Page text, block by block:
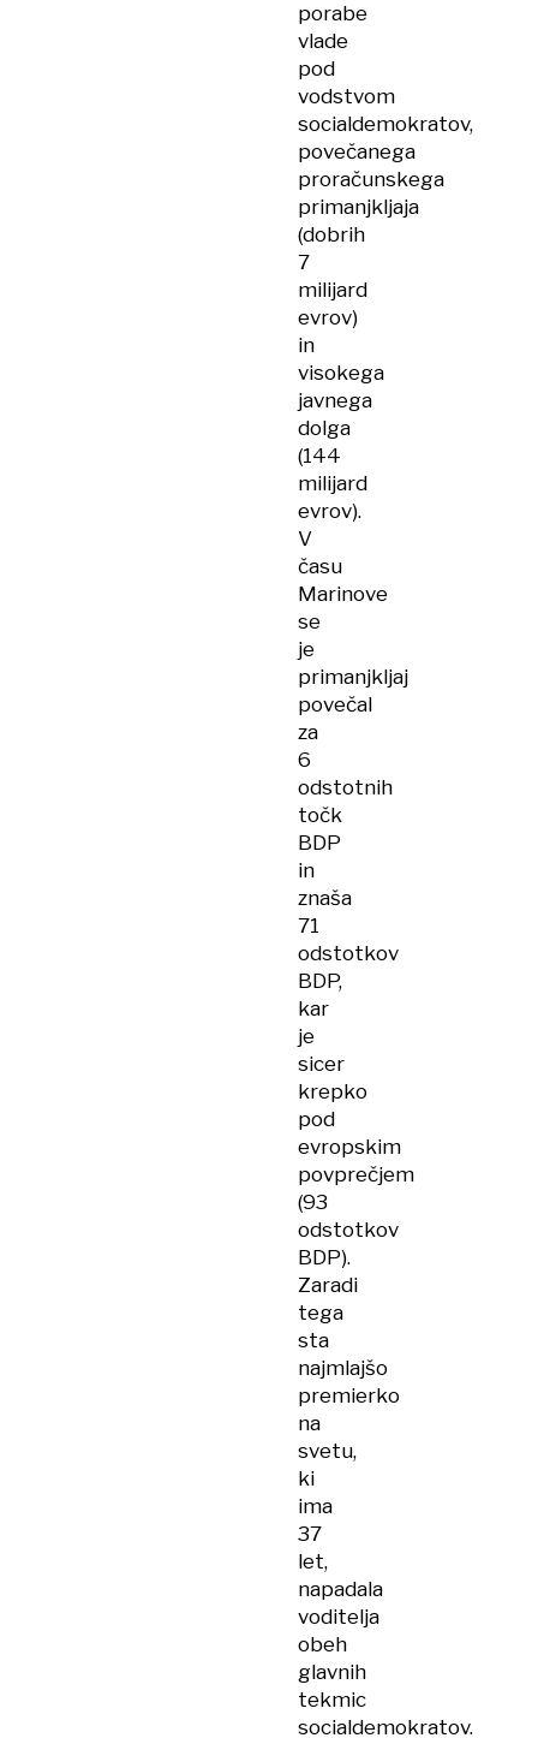
porabe
vlade
pod
vodstvom
socialdemokratov,
povečanega
proračunskega
primanjkljaja
(dobrih
7
milijard
evrov)
in
visokega
javnega
dolga
(144
milijard
evrov).
V
času
Marinove
se
je
primanjkljaj
povečal
za
6
odstotnih
točk
BDP
in
znaša
71
odstotkov
BDP,
kar
je
sicer
krepko
pod
evropskim
povprečjem
(93
odstotkov
BDP).
Zaradi
tega
sta
najmlajšo
premierko
na
svetu,
ki
ima
37
let,
napadala
voditelja
obeh
glavnih
tekmic
socialdemokratov.